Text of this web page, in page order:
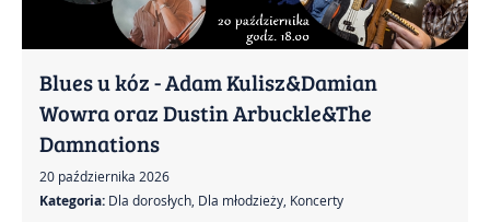
Blues u kóz - Adam Kulisz&Damian
Wowra oraz Dustin Arbuckle&The
Damnations
20 października 2026
Kategoria: Dla dorosłych, Dla młodzieży, Koncerty